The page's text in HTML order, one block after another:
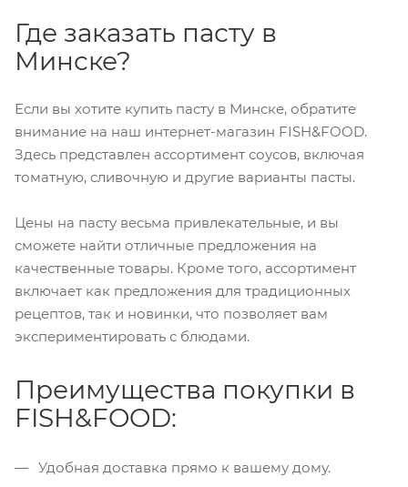
Где заказать пасту в
Минске?
Если вы хотите купить пасту в Минске, обратите
внимание на наш интернет-магазин FISH&FOOD.
Здесь представлен ассортимент соусов, включая
томатную, сливочную и другие варианты пасты.
Цены на пасту весьма привлекательные, и вы
сможете найти отличные предложения на
качественные товары. Кроме того, ассортимент
включает как предложения для традиционных
рецептов, так и новинки, что позволяет вам
экспериментировать с блюдами.
Преимущества покупки в
FISH&FOOD:
Удобная доставка прямо к вашему дому.